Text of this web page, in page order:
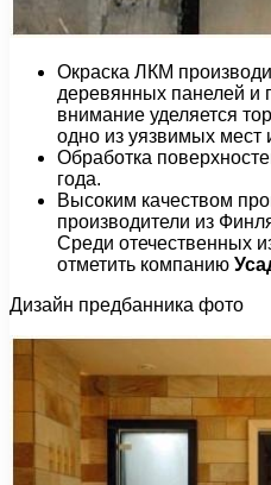
Окраска ЛКМ
деревянных панелей и
внимание уделяется
одно из уязвимых мест
Обработка
года.
Высоким качеством
производители из
Среди отечественных
отметить компанию
Дизайн предбанника фото